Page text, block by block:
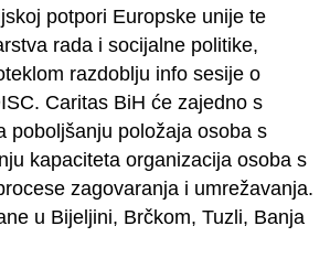
potpori Europske unije te
rada i socijalne politike,
razdoblju info sesije o
Caritas BiH će zajedno s
poboljšanju položaja osoba s
kapaciteta organizacija osoba s
zagovaranja i umrežavanja.
u Bijeljini, Brčkom, Tuzli, Banja